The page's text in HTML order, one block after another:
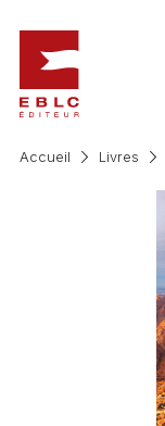
Accueil Livres